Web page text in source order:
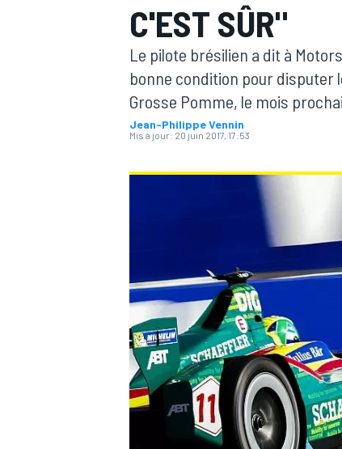
MOTOGP
WRC
C'EST SÛR"
Le pilote brésilien a dit à
bonne condition pour disputer
Grosse Pomme, le mois
Jean-Philippe Vennin
Mis à jour: 20 juin 2017, 17:53